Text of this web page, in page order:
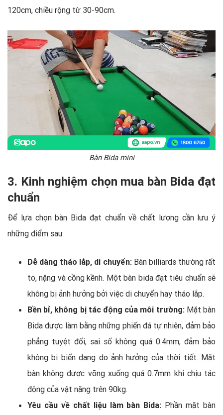
120cm, chiều rộng từ 30-90cm.
Bàn Bida mini
3. Kinh nghiệm chọn mua bàn Bida đạt
chuẩn
Để lựa chọn bàn Bida đạt chuẩn về chất lượng cần lưu ý
những điểm sau:
Dễ dàng tháo lắp, di chuyển: Bàn billiards thường rất
to, nặng và cồng kềnh. Một bàn bida đạt tiêu chuẩn sẽ
không bị ảnh hưởng bởi việc di chuyển hay tháo lắp.
Bền bỉ, không bị tác động của môi trường: Mặt bàn
Bida được làm bằng những phiến đá tự nhiên, đảm bảo
phẳng tuyệt đối, sai số không quá 0.4mm, đảm bảo
không bị biến dạng do ảnh hưởng của thời tiết. Mặt
bàn không được võng xuống quá 0.7mm khi chịu tác
động của vật nặng trên 90kg.
Yêu cầu về chất liệu làm bàn Bida: Phần mặt bàn